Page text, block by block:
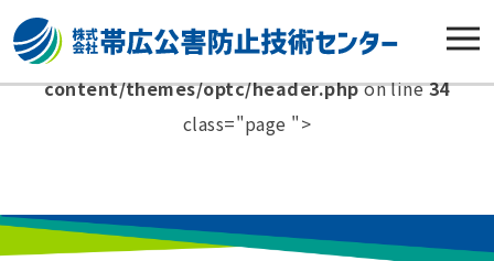
/home/xs431538/optec-grp.co.jp/public_html/wp-
content/themes/optc/header.phpon line34
class="page ">